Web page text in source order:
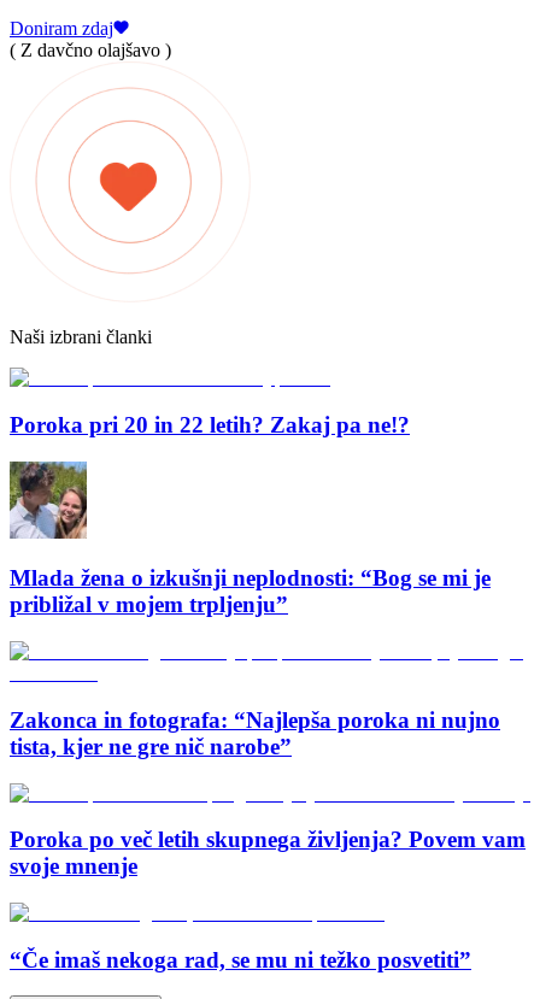
Doniram zdaj
( Z davčno olajšavo )
Naši izbrani članki
Poroka pri 20 in 22 letih? Zakaj pa ne!?
Mlada žena o izkušnji neplodnosti: “Bog se mi je
približal v mojem trpljenju”
Zakonca in fotografa: “Najlepša poroka ni nujno
tista, kjer ne gre nič narobe”
Poroka po več letih skupnega življenja? Povem vam
svoje mnenje
“Če imaš nekoga rad, se mu ni težko posvetiti”